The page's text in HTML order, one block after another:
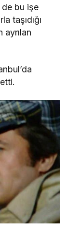
de bu işe
taşıdığı
ayrılan